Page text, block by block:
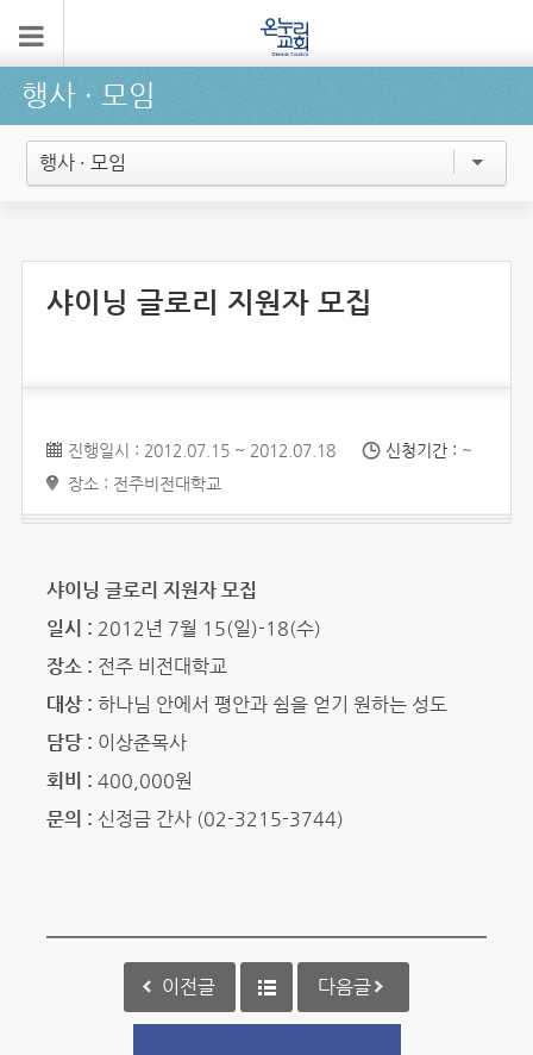
행사 ∙ 모임
행사 · 모임
샤이닝 글로리 지원자 모집
진행일시 : 2012.07.15 ~ 2012.07.18 신청기간 : ~
장소 : 전주비전대학교
샤이닝 글로리 지원자 모집
일시 : 2012년 7월 15(일)-18(수)
장소 : 전주 비전대학교
대상 : 하나님 안에서 평안과 쉼을 얻기 원하는 성도
담당 : 이상준목사
회비 : 400,000원
문의 : 신정금 간사 (02-3215-3744)
이전글 다음글